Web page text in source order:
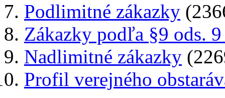
Podlimitné zákazky
Zákazky podľa §9 ods.
Nadlimitné zákazky
Profil verejného